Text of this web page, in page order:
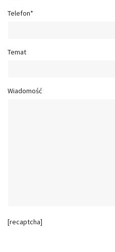
Telefon*
Temat
Wiadomość
[recaptcha]